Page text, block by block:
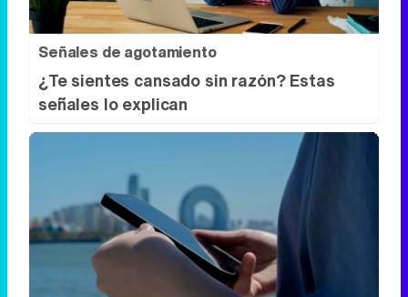
Señales de agotamiento
¿Te sientes cansado sin razón? Estas
señales lo explican